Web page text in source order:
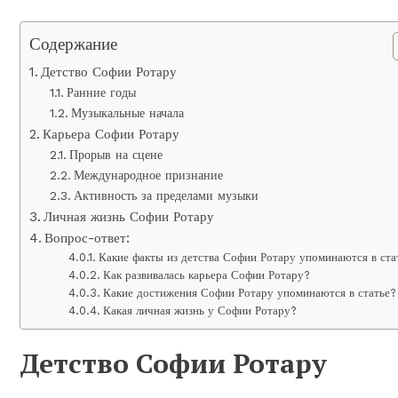
Содержание
Детство Софии Ротару
Ранние годы
Музыкальные начала
Карьера Софии Ротару
Прорыв на сцене
Международное признание
Активность за пределами музыки
Личная жизнь Софии Ротару
Вопрос-ответ:
Какие факты из детства Софии Ротару упоминаются в
Как развивалась карьера Софии Ротару?
Какие достижения Софии Ротару упоминаются в статье?
Какая личная жизнь у Софии Ротару?
Детство Софии Ротару